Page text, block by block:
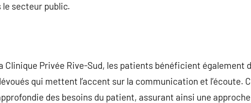
secteur public.
Clinique Privée Rive-Sud, les patients bénéficient également
qui mettent l’accent sur la communication et l’écoute.
des besoins du patient, assurant ainsi une